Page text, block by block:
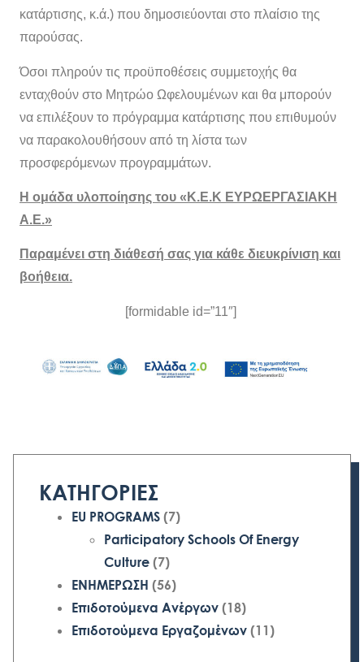
κατάρτισης, κ.ά.) που δημοσιεύονται στο πλαίσιο της
παρούσας.
Όσοι πληρούν τις προϋποθέσεις συμμετοχής θα
ενταχθούν στο Μητρώο Ωφελουμένων και θα μπορούν
να επιλέξουν το πρόγραμμα κατάρτισης που επιθυμούν
να παρακολουθήσουν από τη λίστα των
προσφερόμενων προγραμμάτων.
Η ομάδα υλοποίησης του «Κ.Ε.Κ ΕΥΡΩΕΡΓΑΣΙΑΚΗ
Α.Ε.»
Παραμένει στη διάθεσή σας για κάθε διευκρίνιση και
βοήθεια.
[formidable id=”11″]
ΚΑΤΗΓΟΡΙΕΣ
EU PROGRAMS (7)
Participatory Schools Of Energy
Culture (7)
ΕΝΗΜΕΡΩΣΗ (56)
Επιδοτούμενα Ανέργων (18)
Επιδοτούμενα Εργαζομένων (11)